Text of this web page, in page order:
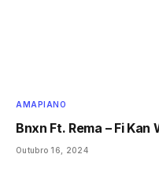
AMAPIANO
Bnxn Ft. Rema – Fi Kan
Outubro 16, 2024